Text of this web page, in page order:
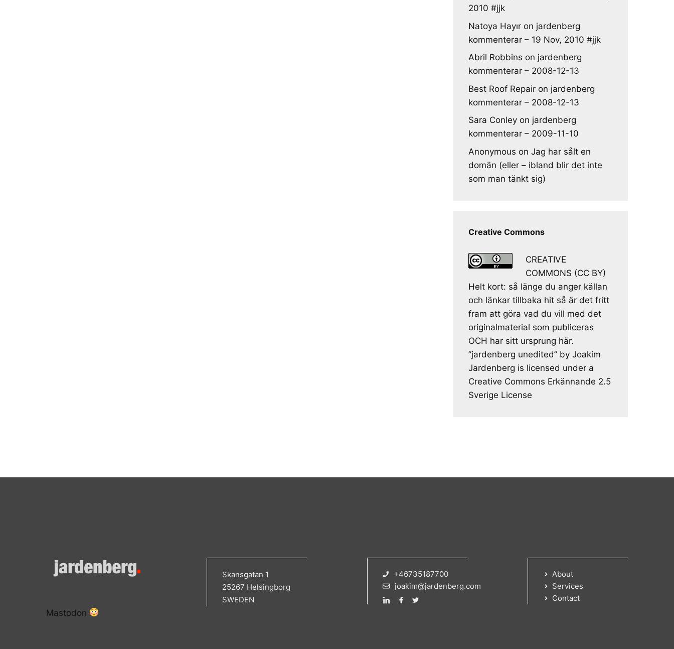
2010 #jjk
Natoya Hayır on jardenberg
kommenterar – 19 Nov, 2010 #jjk
Abril Robbins on jardenberg
kommenterar – 2008-12-13
Best Roof Repair on jardenberg
kommenterar – 2008-12-13
Sara Conley on jardenberg
kommenterar – 2009-11-10
Anonymous on Jag har sålt en
domän (eller – ibland blir det inte
som man tänkt sig)
Creative Commons
CREATIVE
COMMONS (CC BY)
Helt kort: så länge du anger källan
och länkar tillbaka hit så är det fritt
fram att göra vad du vill med det
originalmaterial som publiceras
OCH har sitt ursprung här.
”jardenberg unedited” by Joakim
Jardenberg is licensed under a
Creative Commons Erkännande 2.5
Sverige License
Skansgatan 1
25267 Helsingborg
SWEDEN
+46735187700
joakim@jardenberg.com
About
Services
Contact
Mastodon